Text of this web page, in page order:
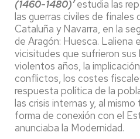
(1460-1480)’estudia las
las guerras civiles de finales
Cataluña y Navarra, en la
de Aragón: Huesca. Laliena
vicisitudes que sufrieron
violentos años, la
conflictos, los costes
respuesta política de la
las crisis internas y, al
forma de conexión con el
anunciaba la Modernidad.